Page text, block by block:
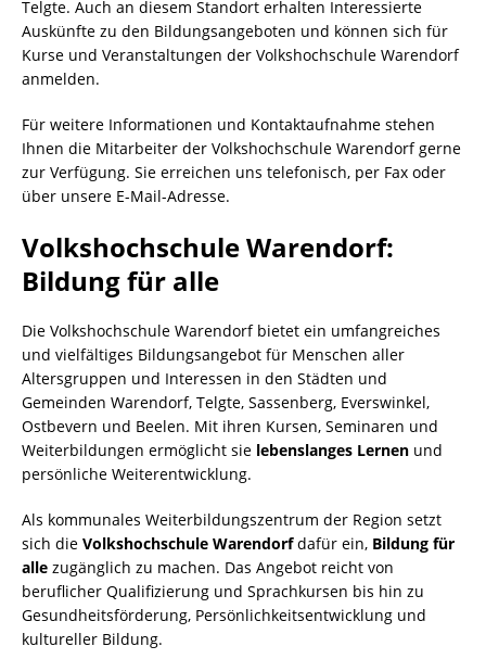
Telgte. Auch an diesem Standort erhalten Interessierte
Auskünfte zu den Bildungsangeboten und können sich für
Kurse und Veranstaltungen der Volkshochschule Warendorf
anmelden.
Für weitere Informationen und Kontaktaufnahme stehen
Ihnen die Mitarbeiter der Volkshochschule Warendorf gerne
zur Verfügung. Sie erreichen uns telefonisch, per Fax oder
über unsere E-Mail-Adresse.
Volkshochschule Warendorf:
Bildung für alle
Die Volkshochschule Warendorf bietet ein umfangreiches
und vielfältiges Bildungsangebot für Menschen aller
Altersgruppen und Interessen in den Städten und
Gemeinden Warendorf, Telgte, Sassenberg, Everswinkel,
Ostbevern und Beelen. Mit ihren Kursen, Seminaren und
Weiterbildungen ermöglicht sie lebenslanges Lernen und
persönliche Weiterentwicklung.
Als kommunales Weiterbildungszentrum der Region setzt
sich die Volkshochschule Warendorfdafür ein, Bildung für
alle zugänglich zu machen. Das Angebot reicht von
beruflicher Qualifizierung und Sprachkursen bis hin zu
Gesundheitsförderung, Persönlichkeitsentwicklung und
kultureller Bildung.